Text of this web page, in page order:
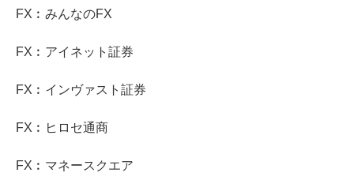
FX︰みんなのFX
FX︰アイネット証券
FX︰インヴァスト証券
FX︰ヒロセ通商
FX︰マネースクエア